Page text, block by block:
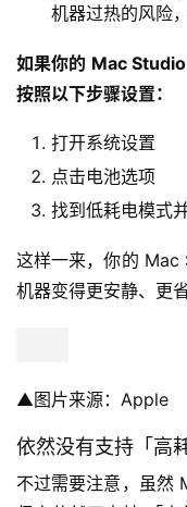
机器过热的风险
如果你的 Mac
按照以下步骤设置：
打开系统设置
点击电池选项
找到低耗电模式
这样一来，你的 Mac
机器变得更安静、更省
▲图片来源：Apple
依然没有支持「高
不过需要注意，虽然